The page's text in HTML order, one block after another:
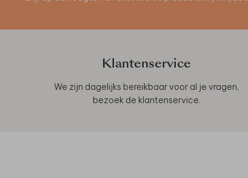
Klantenservice
We zijn dagelijks bereikbaar voor al je vragen,
bezoek de klantenservice.